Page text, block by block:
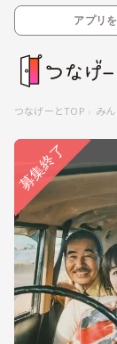
アプリ
つなげーとTOP み